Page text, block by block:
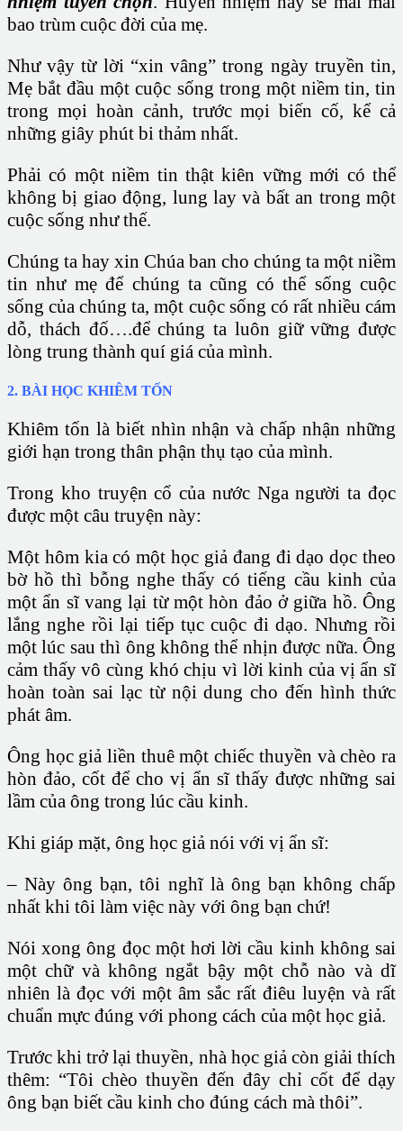
bao trùm cuộc đời của mẹ.
Như vậy từ lời “xin vâng” trong ngày truyền tin,
Mẹ bắt đầu một cuộc sống trong một niềm tin, tin
trong mọi hoàn cảnh, trước mọi biến cố, kể cả
những giây phút bi thảm nhất.
Phải có một niềm tin thật kiên vững mới có thể
không bị giao động, lung lay và bất an trong một
cuộc sống như thế.
Chúng ta hay xin Chúa ban cho chúng ta một niềm
tin như mẹ để chúng ta cũng có thể sống cuộc
sống của chúng ta, một cuộc sống có rất nhiều cám
dỗ, thách đố….để chúng ta luôn giữ vững được
lòng trung thành quí giá của mình.
2. BÀI HỌC KHIÊM TỐN
Khiêm tốn là biết nhìn nhận và chấp nhận những
giới hạn trong thân phận thụ tạo của mình.
Trong kho truyện cổ của nước Nga người ta đọc
được một câu truyện này:
Một hôm kia có một học giả đang đi dạo dọc theo
bờ hồ thì bỗng nghe thấy có tiếng cầu kinh của
một ẩn sĩ vang lại từ một hòn đảo ở giữa hồ. Ông
lắng nghe rồi lại tiếp tục cuộc đi dạo. Nhưng rồi
một lúc sau thì ông không thể nhịn được nữa. Ông
cảm thấy vô cùng khó chịu vì lời kinh của vị ẩn sĩ
hoàn toàn sai lạc từ nội dung cho đến hình thức
phát âm.
Ông học giả liền thuê một chiếc thuyền và chèo ra
hòn đảo, cốt để cho vị ẩn sĩ thấy được những sai
lầm của ông trong lúc cầu kinh.
Khi giáp mặt, ông học giả nói với vị ẩn sĩ:
– Này ông bạn, tôi nghĩ là ông bạn không chấp
nhất khi tôi làm việc này với ông bạn chứ!
Nói xong ông đọc một hơi lời cầu kinh không sai
một chữ và không ngắt bậy một chỗ nào và dĩ
nhiên là đọc với một âm sắc rất điêu luyện và rất
chuẩn mực đúng với phong cách của một học giả.
Trước khi trở lại thuyền, nhà học giả còn giải thích
thêm: “Tôi chèo thuyền đến đây chỉ cốt để dạy
ông bạn biết cầu kinh cho đúng cách mà thôi”.